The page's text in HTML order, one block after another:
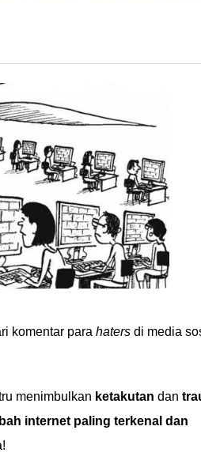
komentar para haters di media
menimbulkan ketakutan dan
internet paling terkenal dan